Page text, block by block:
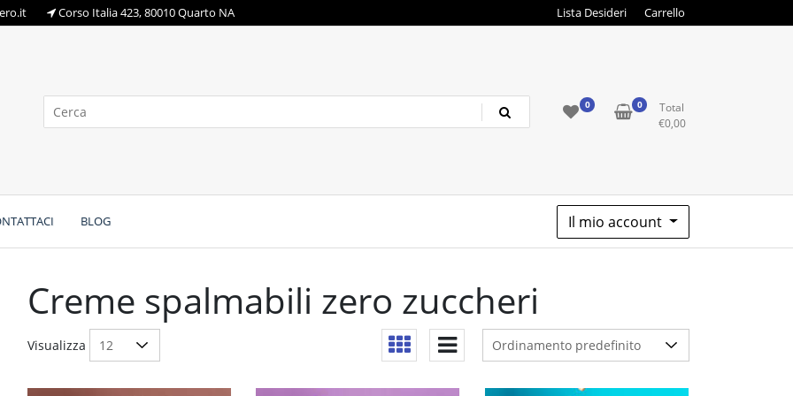
Corso Italia 423, 80010 Quarto NA Lista Desideri Carrello
0 0
Total
€0,00
BLOG Il mio account
Creme spalmabili zero zuccheri
Visualizza